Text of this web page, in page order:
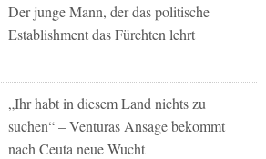
Der junge Mann, der das politische
Establishment das Fürchten lehrt
„Ihr habt in diesem Land nichts zu
suchen“ – Venturas Ansage bekommt
nach Ceuta neue Wucht